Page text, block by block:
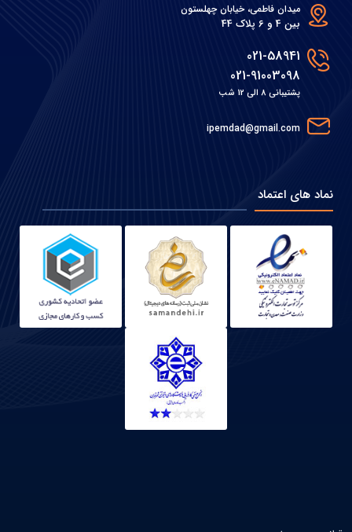
میدان فاطمی، خیابان چهلستون
بین 4 و 6 پلاک 44
021-58941
021-91003098
پشتیبانی 8 الی 12 شب
ipemdad@gmail.com
نماد های اعتماد